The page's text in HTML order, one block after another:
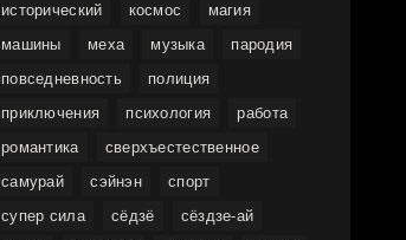
исторический
космос
магия
машины
меха музыка
пародия
повседневность
полиция
приключения
психология
работа
романтика
сверхъестественное
самурай
сэйнэн
спорт
супер сила
сёдзё
сёздзе-ай